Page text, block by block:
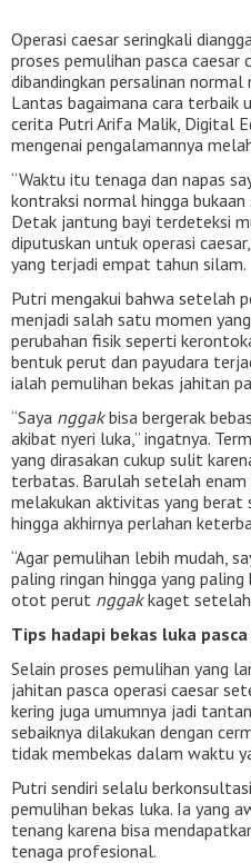
Operasi caesar seringkali
proses pemulihan pasca caesar
dibandingkan persalinan
Lantas bagaimana cara terbaik
cerita Putri Arifa Malik, Digital
mengenai pengalamannya
“Waktu itu tenaga dan napas
kontraksi normal hingga
Detak jantung bayi terdeteksi
diputuskan untuk operasi
yang terjadi empat tahun silam.
Putri mengakui bahwa setelah
menjadi salah satu momen
perubahan fisik seperti
bentuk perut dan payudara
ialah pemulihan bekas jahitan
“Saya nggakbisa bergerak
akibat nyeri luka,” ingatnya.
yang dirasakan cukup sulit
terbatas. Barulah setelah
melakukan aktivitas yang berat
hingga akhirnya perlahan
“Agar pemulihan lebih mudah,
paling ringan hingga yang
otot perut nggakkaget
Tips hadapi bekas luka
Selain proses pemulihan yang
jahitan pasca operasi caesar
kering juga umumnya jadi
sebaiknya dilakukan dengan
tidak membekas dalam waktu
Putri sendiri selalu
pemulihan bekas luka. Ia yang
tenang karena bisa
tenaga profesional.